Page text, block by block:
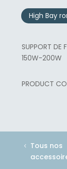
High Bay
SUPPORT DE
150W-200W
Tous nos